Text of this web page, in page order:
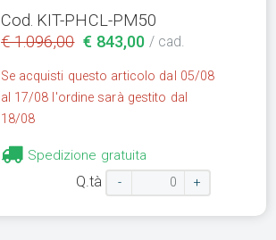
Cod. KIT-PHCL-PM50
€ 1.096,00 € 843,00 / cad.
Se acquisti questo articolo dal 05/08
al 17/08 l'ordine sarà gestito dal
18/08
Spedizione gratuita
Q.tà - +